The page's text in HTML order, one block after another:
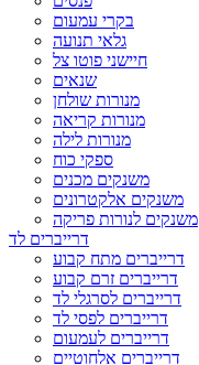
בקרי עמעום
גלאי תנועה
חיישני פוטו צל
שנאים
מנורות שולחן
מנורות קריאה
מנורות לילה
ספקי כוח
משנקים מכנים
משנקים אלקטרונים
משנקים לנורות פריקה
דרייברים לד
דרייברים מתח קבוע
דרייברים זרם קבוע
דרייברים לסרגלי לד
דרייברים לפסי לד
דרייברים לעמעום
דרייברים אלחוטיים